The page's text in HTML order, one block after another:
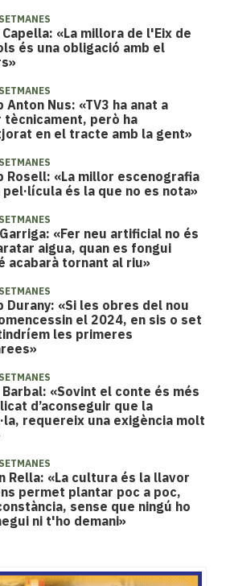
«La millora de l'Eix de
és una obligació amb el
Anton Nus: «TV3 ha anat a
tècnicament, però ha
en el tracte amb la gent»
Rosell: «La millor escenografia
pel·lícula és la que no es nota»
«Fer neu artificial no és
aigua, quan es fongui
acabarà tornant al riu»
Durany: «Si les obres del nou
el 2024, en sis o set
les primeres
Barbal: «Sovint el conte és més
d’aconseguir que la
requereix una exigència molt
Rella: «La cultura és la llavor
permet plantar poc a poc,
sense que ningú ho
ni t'ho demani»